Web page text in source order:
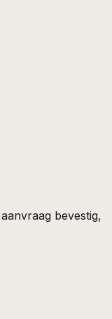
bevestig,